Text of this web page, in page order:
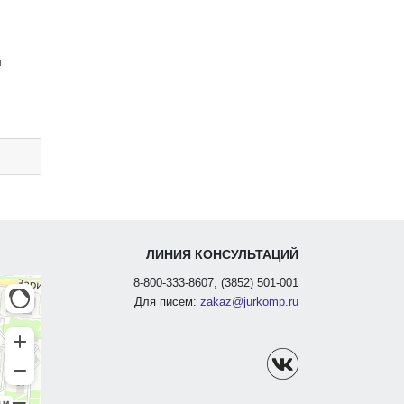
ЛИНИЯ КОНСУЛЬТАЦИЙ
8-800-333-8607, (3852) 501-001
Для писем: zakaz@jurkomp.ru